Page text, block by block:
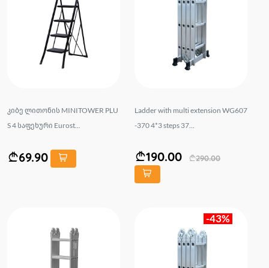
კიბე ლითონის MINITOWER PLU
S 4 საფეხური Eurost...
69.90
Ladder with multi extension WG607
-370 4*3 steps 37...
190.00 290.00
-43%